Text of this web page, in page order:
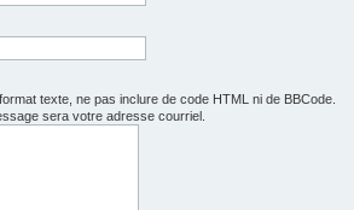
texte, ne pas inclure de code HTML ni de BBCode.
sera votre adresse courriel.